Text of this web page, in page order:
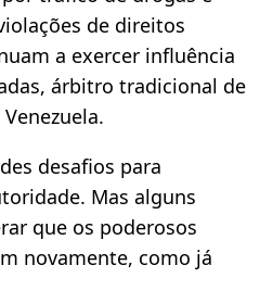
de direitos
a exercer influência
árbitro tradicional de
desafios para
Mas alguns
que os poderosos
novamente, como já